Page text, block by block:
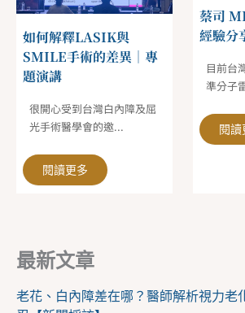
如何解釋LASIK與
SMILE手術的差異｜專
題演講
很開心受到台灣白內障及屈
光手術醫學會的邀...
閱讀更多
蔡司
經驗分
目前台
準分子
閱讀
最新文章
老花、白內障差在哪？醫師解析視力老